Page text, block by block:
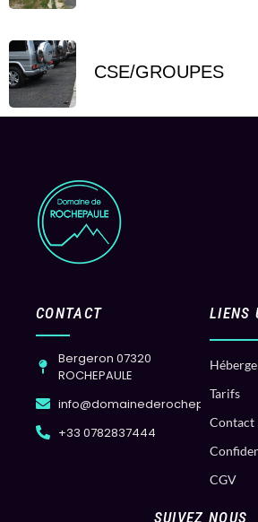
CSE/GROUPES
CONTACT
Bergeron 07320
ROCHEPAULE
info@domainederochepaule.com
+33 0782837444
LIENS
Tarifs
Contact
CGV
SUIVEZ NOUS